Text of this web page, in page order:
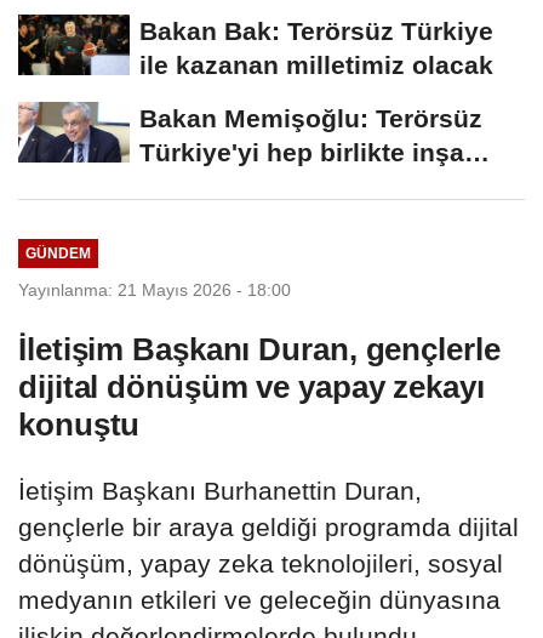
Bakan Bak: Terörsüz Türkiye
ile kazanan milletimiz olacak
Bakan Memişoğlu: Terörsüz
Türkiye'yi hep birlikte inşa
GÜNDEM
Yayınlanma: 21 Mayıs 2026 - 18:00
İletişim Başkanı Duran, gençlerle
dijital dönüşüm ve yapay zekayı
konuştu
İetişim Başkanı Burhanettin Duran,
gençlerle bir araya geldiği programda dijital
dönüşüm, yapay zeka teknolojileri, sosyal
medyanın etkileri ve geleceğin dünyasına